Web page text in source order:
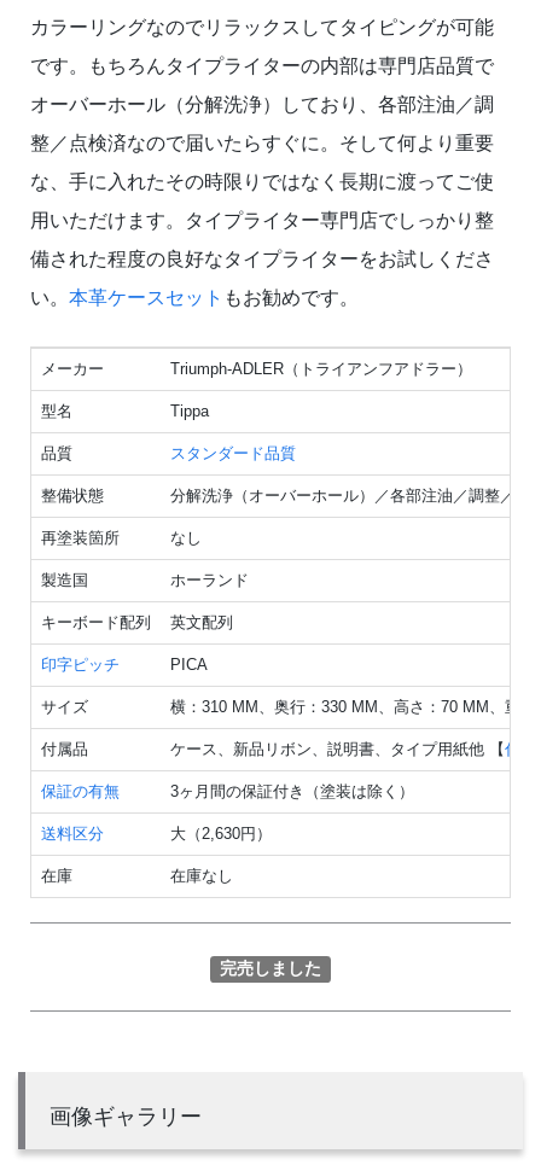
カラーリングなのでリラックスしてタイピングが可能
です。もちろんタイプライターの内部は専門店品質で
オーバーホール（分解洗浄）しており、各部注油／調
整／点検済なので届いたらすぐに。そして何より重要
な、手に入れたその時限りではなく長期に渡ってご使
用いただけます。タイプライター専門店でしっかり整
備された程度の良好なタイプライターをお試しくださ
い。 本革ケースセット もお勧めです。
メーカー Triumph-ADLER（トライアンフアドラー）
型名 Tippa
品質 スタンダード品質
整備状態 分解洗浄（オーバーホール）／各部注油／調整／点
再塗装箇所 なし
製造国 ホーランド
キーボード配列 英文配列
印字ピッチ PICA
サイズ 横：310 MM、奥行：330 MM、高さ：70 MM、重
付属品 ケース、新品リボン、説明書、タイプ用紙他 【付属
保証の有無 3ヶ月間の保証付き（塗装は除く）
送料区分 大（2,630円）
在庫 在庫なし
完売しました
画像ギャラリー